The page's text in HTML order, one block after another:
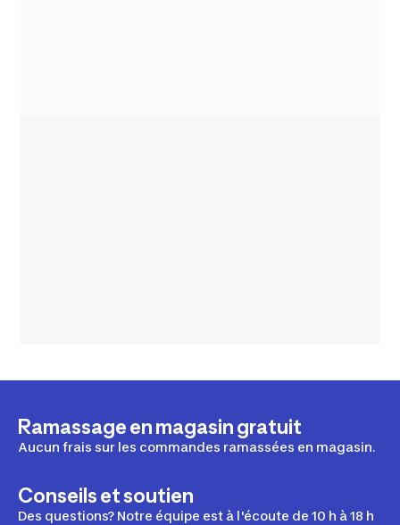
Ramassage en magasin gratuit
Aucun frais sur les commandes ramassées en magasin.
Conseils et soutien
Des questions? Notre équipe est à l'écoute de 10 h à 18 h